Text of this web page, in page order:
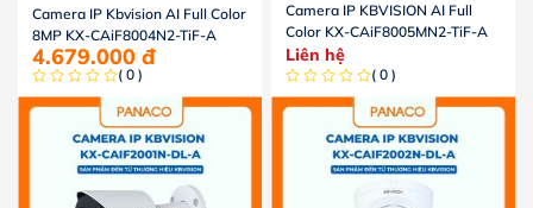
Camera IP Kbvision AI Full Color
8MP KX-CAiF8004N2-TiF-A
4.679.000 đ
( 0 )
Camera IP KBVISION AI Full
Color KX-CAiF8005MN2-TiF-A
Liên hệ
( 0 )